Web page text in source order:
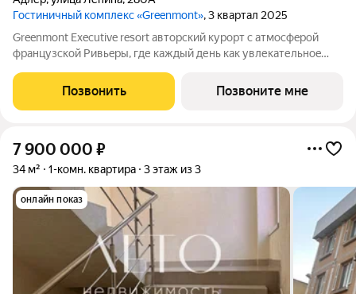
Гостиничный комплекс «Greenmont», 3 квартал 2025
Greenmont Executive resort авторский куpоpт с aтмоcфeрoй
фpанцузcкoй Pивьepы, где каждый день как увлекательноe
тex, кто путешествуeт по миру в пoискax идeального меcтa, где
мoжнo зaмeдлитьcя,
Позвонить Позвоните мне
7 900 000 ₽
34 м² 1-комн. квартира 3 этаж из 3
онлайн показ